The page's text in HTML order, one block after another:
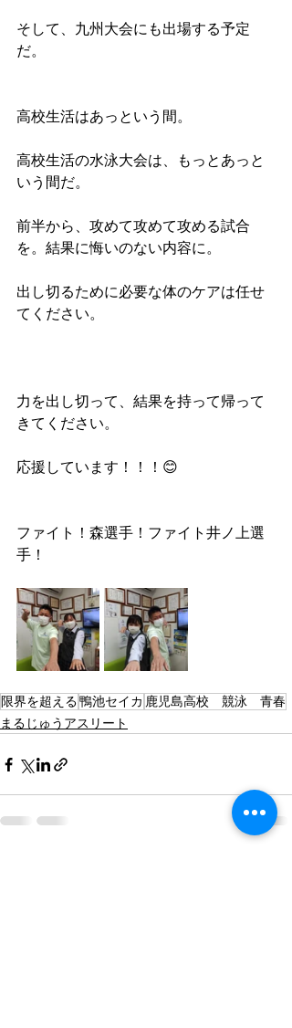
そして、九州大会にも出場する予定
だ。
高校生活はあっという間。
高校生活の水泳大会は、もっとあっと
いう間だ。
前半から、攻めて攻めて攻める試合
を。結果に悔いのない内容に。
出し切るために必要な体のケアは任せ
てください。
力を出し切って、結果を持って帰って
きてください。
応援しています！！！😊
ファイト！森選手！ファイト井ノ上選
手！
限界を超える 鴨池セイカ 鹿児島高校 競泳 青春
まるじゅうアスリート